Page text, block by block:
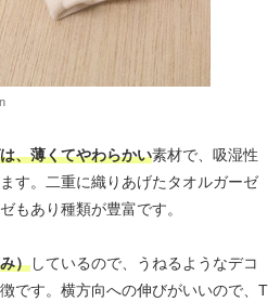
、薄くてやわらかい素材で、吸湿性
す。二重に織りあげたタオルガーゼ
もあり種類が豊富です。
）しているので、うねるようなデコ
です。横方向への伸びがいいので、T